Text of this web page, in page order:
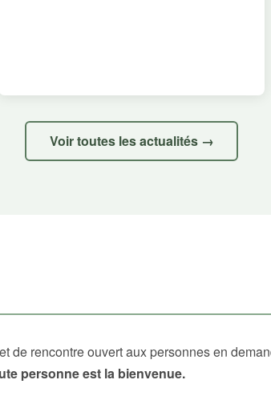
Voir toutes les actualités →
de rencontre ouvert aux personnes en
personne est la bienvenue.